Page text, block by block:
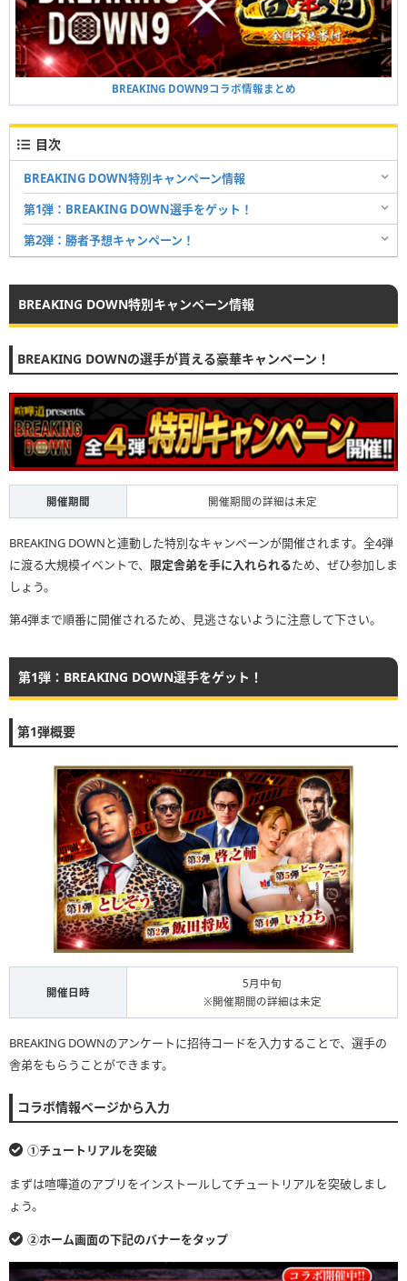
BREAKING DOWN9コラボ情報まとめ
目次
BREAKING DOWN特別キャンペーン情報
第1弾：BREAKING DOWN選手をゲット！
第2弾：勝者予想キャンペーン！
BREAKING DOWN特別キャンペーン情報
BREAKING DOWNの選手が貰える豪華キャンペーン！
開催期間 開催期間の詳細は未定
BREAKING DOWNと連動した特別なキャンペーンが開催されます。全4弾
に渡る大規模イベントで、 限定舎弟を手に入れられるため、ぜひ参加しま
しょう。
第4弾まで順番に開催されるため、見逃さないように注意して下さい。
第1弾：BREAKING DOWN選手をゲット！
第1弾概要
開催日時
5月中旬
※開催期間の詳細は未定
BREAKING DOWNのアンケートに招待コードを入力することで、選手の
舎弟をもらうことができます。
コラボ情報ページから入力
①チュートリアルを突破
まずは喧嘩道のアプリをインストールしてチュートリアルを突破しまし
ょう。
②ホーム画面の下記のバナーをタップ